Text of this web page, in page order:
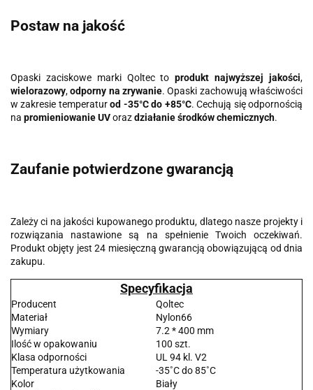
Postaw na jakość
Opaski zaciskowe marki Qoltec toprodukt najwyższej jakości,
wielorazowy,odporny na zrywanie. Opaski zachowują właściwości
w zakresie temperaturod -35°C do +85°C. Cechują się odpornością
na promieniowanie UVorazdziałanie środków chemicznych.
Zaufanie potwierdzone gwarancją
Zależy ci na jakości kupowanego produktu, dlatego nasze projekty i
rozwiązania nastawione są na spełnienie Twoich oczekiwań.
Produkt objęty jest 24 miesięczną gwarancją obowiązującą od dnia
zakupu.
Specyfikacja
Producent
Qoltec
Materiał
Nylon66
Wymiary
7.2 * 400 mm
Ilość w opakowaniu
100 szt.
Klasa odporności
UL 94 kl. V2
Temperatura użytkowania
-35˚C do 85˚C
Kolor
Biały